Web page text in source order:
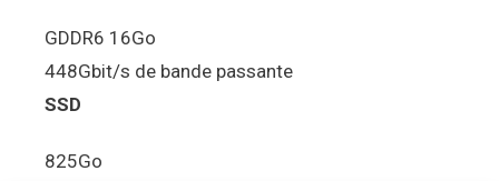
GDDR6 16Go
448Gbit/s de bande passante
SSD
825Go